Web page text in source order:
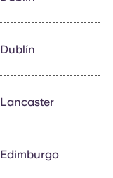
Dublín
Lancaster
Edimburgo